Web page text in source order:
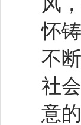
怀
不
社
意